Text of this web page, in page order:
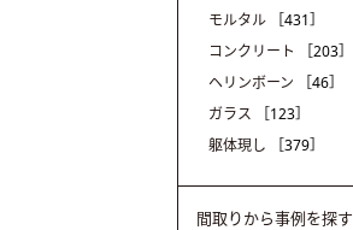
モルタル
［431］
コンクリート
［203］
ヘリンボーン
［46］
ガラス
［123］
躯体現し
［379］
間取りから事例を探す